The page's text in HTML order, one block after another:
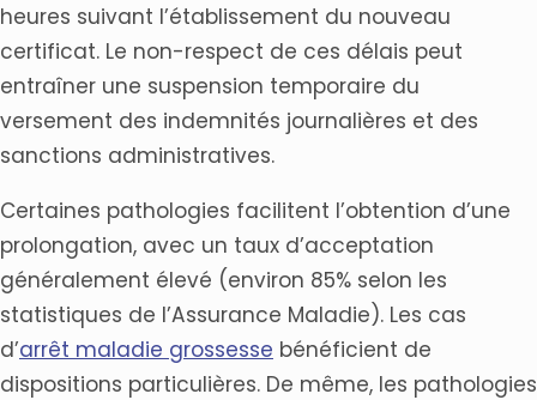
heures suivant l’établissement du nouveau
certificat. Le non-respect de ces délais peut
entraîner une suspension temporaire du
versement des indemnités journalières et des
sanctions administratives.
Certaines pathologies facilitent l’obtention d’une
prolongation, avec un taux d’acceptation
généralement élevé (environ 85% selon les
statistiques de l’Assurance Maladie). Les cas
d’arrêt maladie grossesse bénéficient de
dispositions particulières. De même, les pathologies